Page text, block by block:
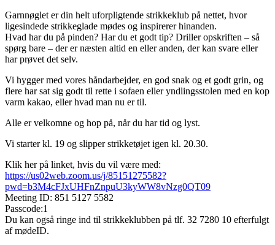
Garnnøglet er din helt uforpligtende strikkeklub på nettet, hvor
ligesindede strikkeglade mødes og inspirerer hinanden.
Hvad har du på pinden? Har du et godt tip? Driller opskriften – så
spørg bare – der er næsten altid en eller anden, der kan svare eller
har prøvet det selv.
Vi hygger med vores håndarbejder, en god snak og et godt grin, og
flere har sat sig godt til rette i sofaen eller yndlingsstolen med en kop
varm kakao, eller hvad man nu er til.
Alle er velkomne og hop på, når du har tid og lyst.
Vi starter kl. 19 og slipper strikketøjet igen kl. 20.30.
Klik her på linket, hvis du vil være med:
https://us02web.zoom.us/j/85151275582?
pwd=b3M4cFJxUHFnZnpuU3kyWW8vNzg0QT09
Meeting ID: 851 5127 5582
Passcode:1
Du kan også ringe ind til strikkeklubben på tlf. 32 7280 10 efterfulgt
af mødeID.